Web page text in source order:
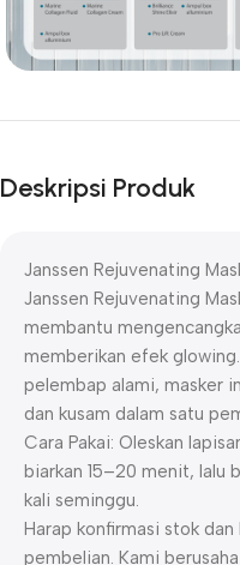
Deskripsi Produk
Janssen Rejuvenating
Janssen Rejuvenating
membantu
memberikan efek
pelembap alami, masker
dan kusam dalam satu
Cara Pakai: Oleskan
biarkan 15–20 menit, lalu
kali seminggu.
Harap konfirmasi stok
pembelian. Kami